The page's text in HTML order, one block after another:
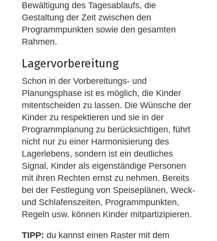
Bewältigung des Tagesablaufs, die
Gestaltung der Zeit zwischen den
Programmpunkten sowie den gesamten
Rahmen.
Lagervorbereitung
Schon in der Vorbereitungs- und
Planungsphase ist es möglich, die Kinder
mitentscheiden zu lassen. Die Wünsche der
Kinder zu respektieren und sie in der
Programmplanung zu berücksichtigen, führt
nicht nur zu einer Harmonisierung des
Lagerlebens, sondern ist ein deutliches
Signal, Kinder als eigenständige Personen
mit ihren Rechten ernst zu nehmen. Bereits
bei der Festlegung von Speiseplänen, Weck-
und Schlafenszeiten, Programmpunkten,
Regeln usw. können Kinder mitpartizipieren.
TIPP: du kannst einen Raster mit dem